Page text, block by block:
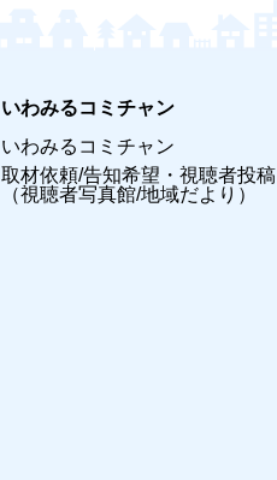
いわみるコミチャン
いわみるコミチャン
取材依頼/告知希望・視聴者投稿
（視聴者写真館/地域だより）